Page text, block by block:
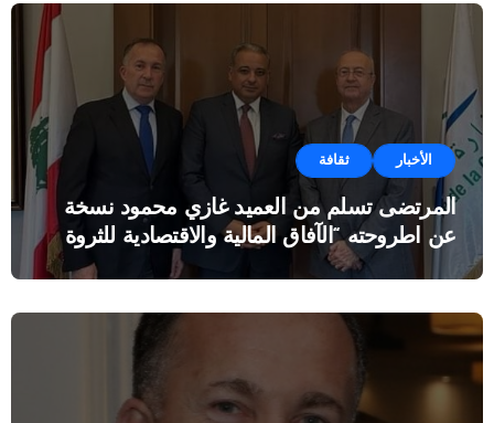
الأخبار ثقافة
المرتضى تسلم من العميد غازي محمود نسخة
عن اطروحته “الآفاق المالية والاقتصادية للثروة